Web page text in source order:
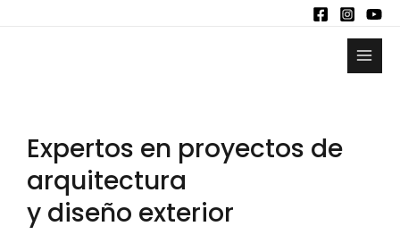
Expertos en proyectos de
arquitectura
y diseño exterior